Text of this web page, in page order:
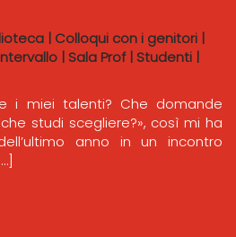
| Colloqui con i genitori |
| Sala Prof| Studenti |
i miei talenti? Che domande
studi scegliere?», così mi ha
anno in un incontro